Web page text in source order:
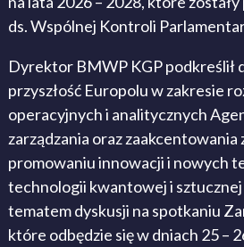
ds. Wspólnej Kontroli
Dyrektor BMWP KGP podkreślił
przyszłość Europolu w zakresie
operacyjnych i analitycznych
zarządzania oraz
promowaniu innowacji i nowych
technologii kwantowej i
tematem dyskusji na spotkaniu
które odbędzie się w dniach 25 –